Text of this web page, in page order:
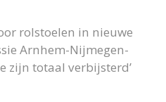
rolstoelen in nieuwe
Arnhem-Nijmegen-
zijn totaal verbijsterd’